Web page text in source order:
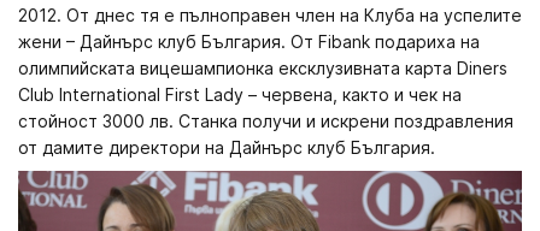
2012. От днес тя е пълноправен член на Клуба на успелите
жени – Дайнърс клуб България. Oт Fibank подариха на
олимпийската вицешампионка ексклузивната карта Diners
Club International First Lady – червена, както и чек на
стойност 3000 лв. Станка получи и искрени поздравления
от дамите директори на Дайнърс клуб България.